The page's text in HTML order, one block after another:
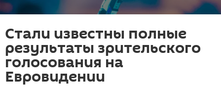
Стали известны полные
результаты зрительского
голосования на
Евровидении